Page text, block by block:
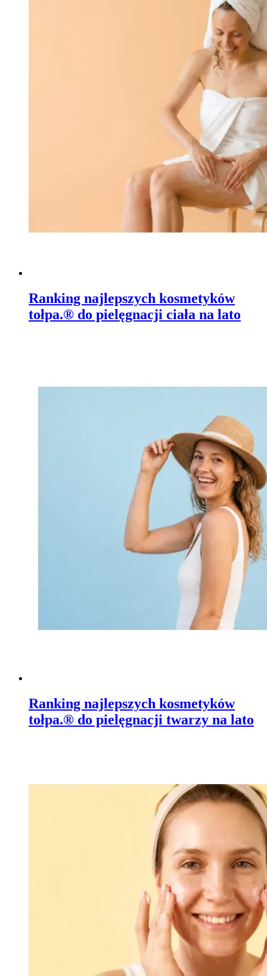
Ranking najlepszych kosmetyków
tołpa.® do pielęgnacji ciała na lato
Ranking najlepszych kosmetyków
tołpa.® do pielęgnacji twarzy na lato